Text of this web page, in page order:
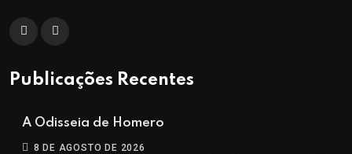
Publicações Recentes
A Odisseia de Homero
8 DE AGOSTO DE 2026